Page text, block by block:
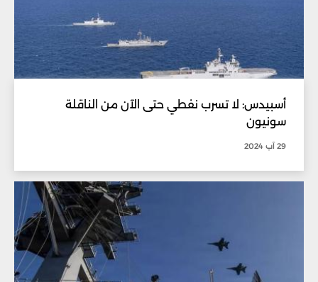
أسبيدس: لا تسرب نفطي حتى الآن من الناقلة
سونيون
29 آب 2024